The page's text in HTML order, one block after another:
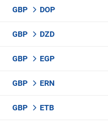
GBP DOP
GBP DZD
GBP EGP
GBP ERN
GBP ETB